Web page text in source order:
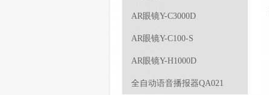
AR眼镜Y-C3000D
AR眼镜Y-C100-S
AR眼镜Y-H1000D
全自动语音播报器QA021